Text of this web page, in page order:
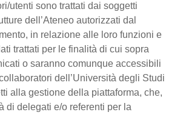
utenti sono trattati dai soggetti
dell’Ateneo autorizzati dal
in relazione alle loro funzioni e
trattati per le finalità di cui sopra
o saranno comunque accessibili
dell’Università degli Studi
alla gestione della piattaforma, che,
di delegati e/o referenti per la